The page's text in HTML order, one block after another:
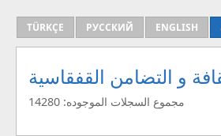
TÜRKÇE РУССКИЙ ENGLISH
و التضامن القفقاسية
مجموع السجلات الموجوده: 14280